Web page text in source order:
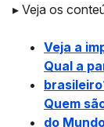
▸ Veja os
Veja a
Qual a
Quem
do